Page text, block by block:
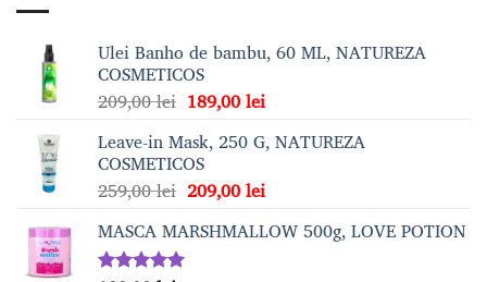
Ulei Banho de bambu, 60 ML, NATUREZA
COSMETICOS
209,00lei Prețul
a
fost:
209,00 lei.
189,00leiPrețul
este:
Leave-in Mask, 250 G, NATUREZA
COSMETICOS
259,00lei Prețul
a
209,00leiPrețul
este:
MASCA MARSHMALLOW 500g, LOVE POTION